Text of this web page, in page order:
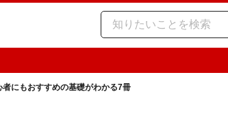
にもおすすめの基礎がわかる7冊